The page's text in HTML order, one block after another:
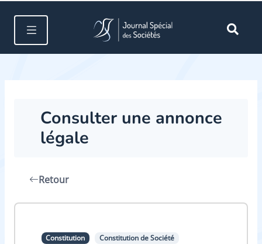
Consulter une annonce
légale
Retour
Constitution Constitution de Société